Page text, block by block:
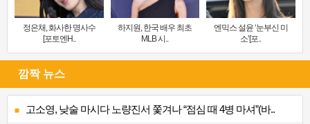
정은채, 화사한 명사수
[포토엔H..
하지원, 한국 배우 최초
MLB 시..
엔믹스 설윤 ‘눈부신 미
소’[포..
깜짝 뉴스
고소영, 낮술 마시다 노량진서 쫓겨나 “점심 때 4병 마셔”(바..